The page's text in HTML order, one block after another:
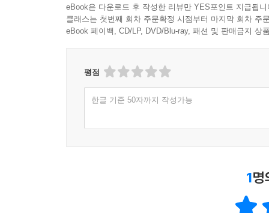
eBook은 다운로드 후 작성한 리뷰만 YES포인트 지급됩니
클래스는 첫번째 회차 주문확정 시점부터 마지막 회차 주
eBook 페이백, CD/LP, DVD/Blu-ray, 패션 및 판매금지 상
평점
한글 기준 50자까지 작성가능
1명